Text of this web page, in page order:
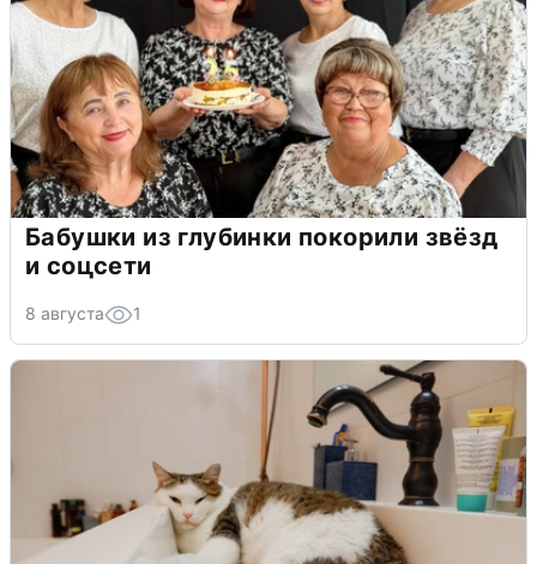
Бабушки из глубинки покорили звёзд
и соцсети
8 августа 1